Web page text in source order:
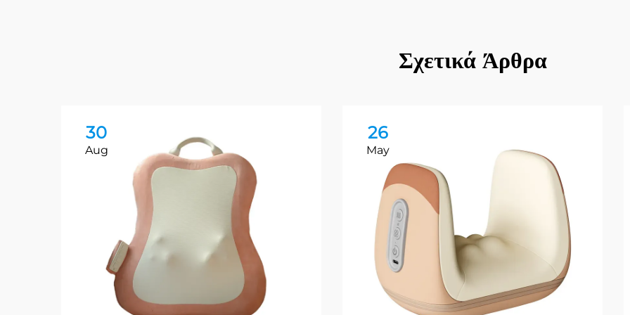
Σχετικά Άρθρα
30
Aug
26
May